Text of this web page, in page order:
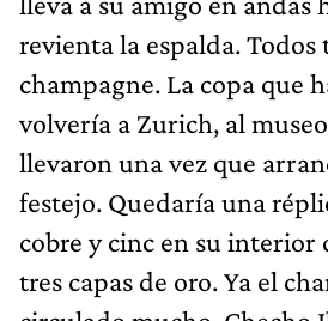
revienta la espalda. Todos
champagne. La copa que
volvería a Zurich, al
llevaron una vez que
festejo. Quedaría una
cobre y cinc en su interior
tres capas de oro. Ya el